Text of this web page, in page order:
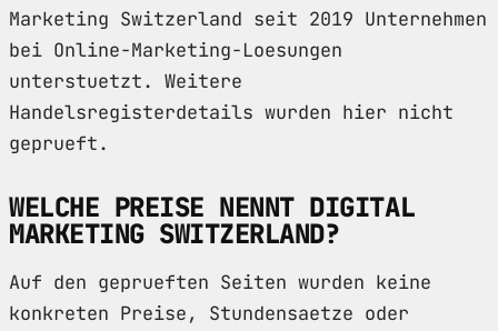
Marketing Switzerland seit 2019 Unternehmen
bei Online-Marketing-Loesungen
unterstuetzt. Weitere
Handelsregisterdetails wurden hier nicht
geprueft.
WELCHE PREISE NENNT DIGITAL
MARKETING SWITZERLAND?
Auf den geprueften Seiten wurden keine
konkreten Preise, Stundensaetze oder